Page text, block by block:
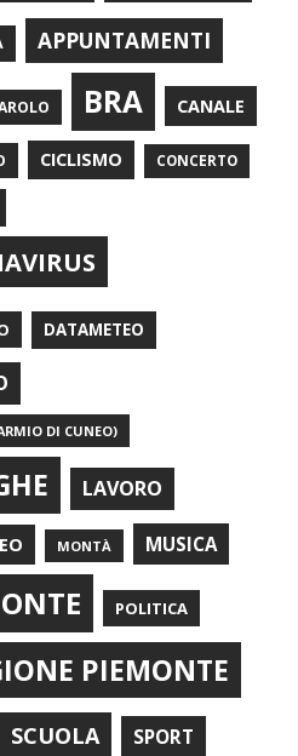
APPUNTAMENTI
BRA CANALE
CICLISMO CONCERTO
DATAMETEO
DI CUNEO)
LAVORO
MONTÀ MUSICA
POLITICA
PIEMONTE
SCUOLA SPORT